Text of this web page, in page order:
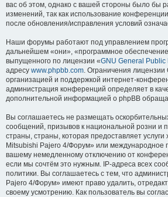
вас об этом, однако с вашей стороны было бы
изменений, так как использование
после обновления/исправления условий
Наши форумы работают под управлением
дальнейшем «они», «программное
выпущенного по лицензии «GNU General Public
адресу www.phpbb.com. Ограничения лицензии
организацией и поддержкой интернет-
администрация конференций определяет в
дополнительной информацией о phpBB
Вы соглашаетесь не размещать
сообщений, призывов к национальной розни и
страны, страны, которая предоставляет
Mitsubishi Pajero 4/Форум» или международное
вашему немедленному отключению от
если мы сочтём это нужным. IP-адреса всех
политики. Вы соглашаетесь с тем, что
Pajero 4/Форум» имеют право удалить,
своему усмотрению. Как пользователь вы